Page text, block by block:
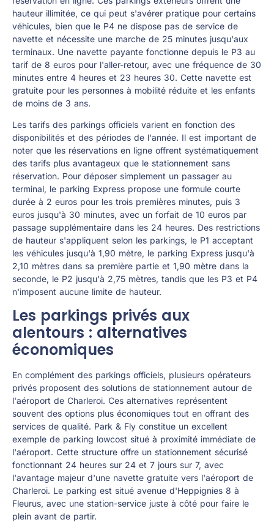
hauteur illimitée, ce qui peut s'avérer pratique pour certains
véhicules, bien que le P4 ne dispose pas de service de
navette et nécessite une marche de 25 minutes jusqu'aux
terminaux. Une navette payante fonctionne depuis le P3 au
tarif de 8 euros pour l'aller-retour, avec une fréquence de 30
minutes entre 4 heures et 23 heures 30. Cette navette est
gratuite pour les personnes à mobilité réduite et les enfants
de moins de 3 ans.
Les tarifs des parkings officiels varient en fonction des
disponibilités et des périodes de l'année. Il est important de
noter que les réservations en ligne offrent systématiquement
des tarifs plus avantageux que le stationnement sans
réservation. Pour déposer simplement un passager au
terminal, le parking Express propose une formule courte
durée à 2 euros pour les trois premières minutes, puis 3
euros jusqu'à 30 minutes, avec un forfait de 10 euros par
passage supplémentaire dans les 24 heures. Des restrictions
de hauteur s'appliquent selon les parkings, le P1 acceptant
les véhicules jusqu'à 1,90 mètre, le parking Express jusqu'à
2,10 mètres dans sa première partie et 1,90 mètre dans la
seconde, le P2 jusqu'à 2,75 mètres, tandis que les P3 et P4
n'imposent aucune limite de hauteur.
Les parkings privés aux
alentours : alternatives
économiques
En complément des parkings officiels, plusieurs opérateurs
privés proposent des solutions de stationnement autour de
l'aéroport de Charleroi. Ces alternatives représentent
souvent des options plus économiques tout en offrant des
services de qualité. Park & Fly constitue un excellent
exemple de parking lowcost situé à proximité immédiate de
l'aéroport. Cette structure offre un stationnement sécurisé
fonctionnant 24 heures sur 24 et 7 jours sur 7, avec
l'avantage majeur d'une navette gratuite vers l'aéroport de
Charleroi. Le parking est situé avenue d'Heppignies 8 à
Fleurus, avec une station-service juste à côté pour faire le
plein avant de partir.